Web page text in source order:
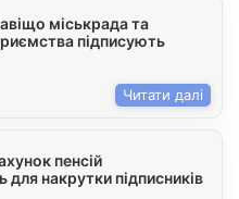
міськрада та
підписують
Читати далі
пенсій
накрутки підписників